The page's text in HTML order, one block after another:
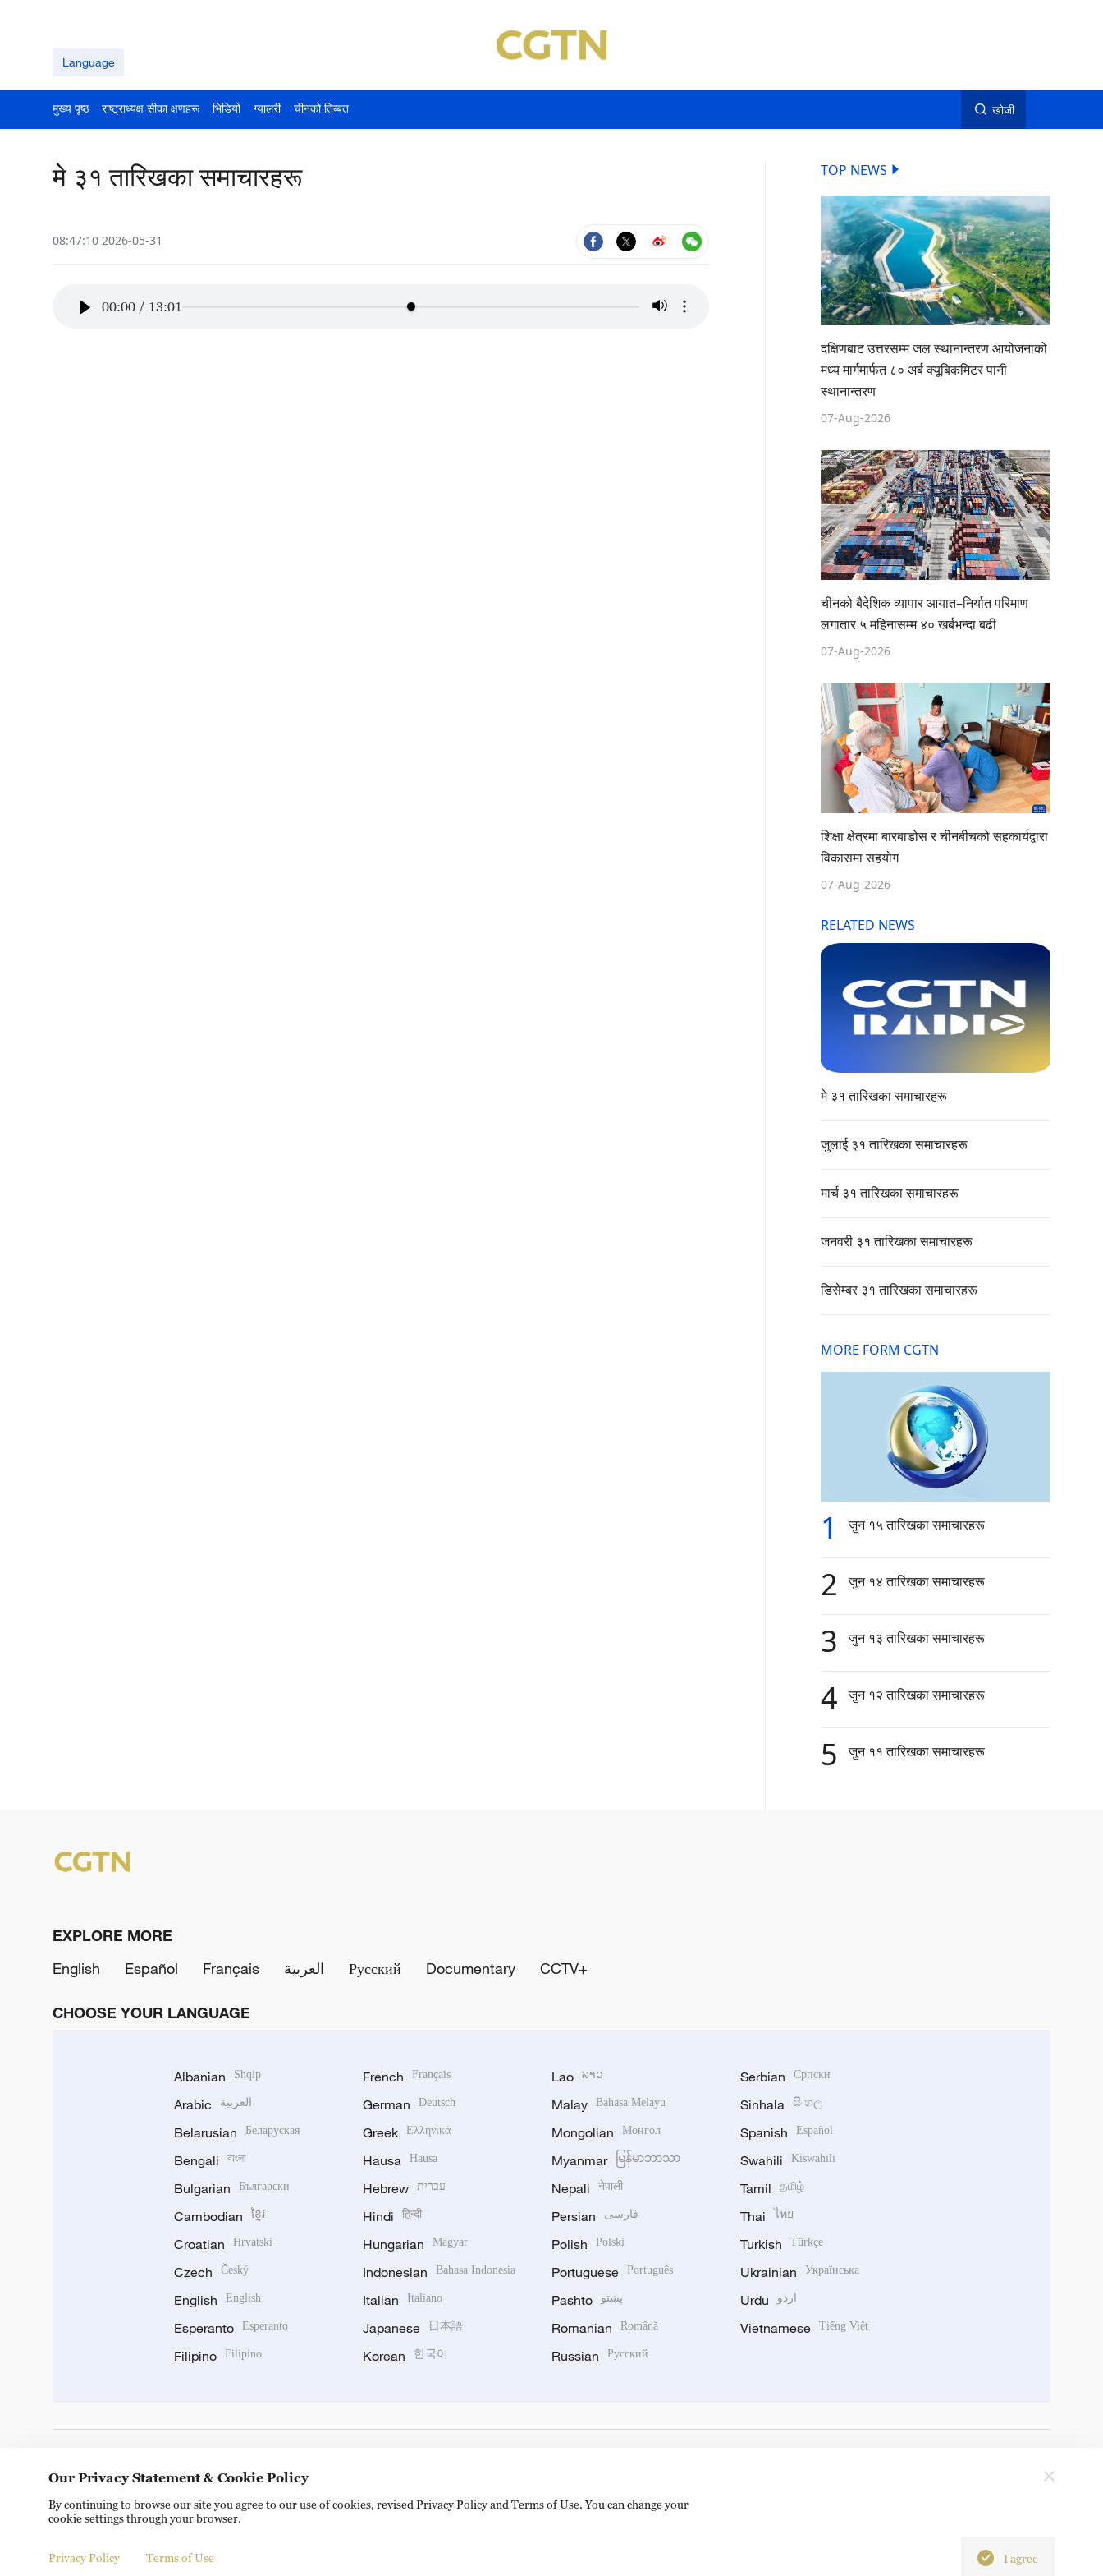
Language
मुख्य पृष्ठ राष्ट्राध्यक्ष सीका क्षणहरू भिडियो ग्यालरी चीनको तिब्बत खोजी
मे ३१ तारिखका समाचारहरू
08:47:10 2026-05-31
00:00 / 13:01
TOP NEWS
दक्षिणबाट उत्तरसम्म जल स्थानान्तरण आयोजनाको
मध्य मार्गमार्फत ८० अर्ब क्यूबिकमिटर पानी
स्थानान्तरण
07-Aug-2026
चीनको बैदेशिक व्यापार आयात–निर्यात परिमाण
लगातार ५ महिनासम्म ४० खर्बभन्दा बढी
07-Aug-2026
शिक्षा क्षेत्रमा बारबाडोस र चीनबीचको सहकार्यद्वारा
विकासमा सहयोग
07-Aug-2026
RELATED NEWS
मे ३१ तारिखका समाचारहरू
जुलाई ३१ तारिखका समाचारहरू
मार्च ३१ तारिखका समाचारहरू
जनवरी ३१ तारिखका समाचारहरू
डिसेम्बर ३१ तारिखका समाचारहरू
MORE FORM CGTN
1 जुन १५ तारिखका समाचारहरू
2 जुन १४ तारिखका समाचारहरू
3 जुन १३ तारिखका समाचारहरू
4 जुन १२ तारिखका समाचारहरू
5 जुन ११ तारिखका समाचारहरू
EXPLORE MORE
English
Español Français العربية Русский Documentary CCTV+
CHOOSE YOUR LANGUAGE
Albanian Shqip
Arabic العربية
Belarusian Беларуская
Bengali বাংলা
Bulgarian Български
Cambodian ខ្មែរ
Croatian Hrvatski
Czech Český
English English
Esperanto Esperanto
Filipino Filipino
French Français
German Deutsch
Greek Ελληνικά
Hausa Hausa
Hebrew עברית
Hindi हिन्दी
Hungarian Magyar
Indonesian Bahasa Indonesia
Italian Italiano
Japanese 日本語
Korean 한국어
Lao ລາວ
Malay Bahasa Melayu
Mongolian Монгол
Myanmar မြန်မာဘာသာ
Nepali नेपाली
Persian فارسی
Polish Polski
Portuguese Português
Pashto پښتو
Romanian Română
Russian Русский
Serbian Српски
Sinhala සිංහල
Spanish Español
Swahili Kiswahili
Tamil தமிழ்
Thai ไทย
Turkish Türkçe
Ukrainian Українська
Urdu اردو
Vietnamese Tiếng Việt
Copyright © 2024 CGTN. 京ICP备20000184号
Our Privacy Statement & Cookie Policy
By continuing to browse our site you agree to our use of cookies, revised Privacy Policy and Terms of Use. You can change your
cookie settings through your browser.
Privacy Policy Terms of Use I agree